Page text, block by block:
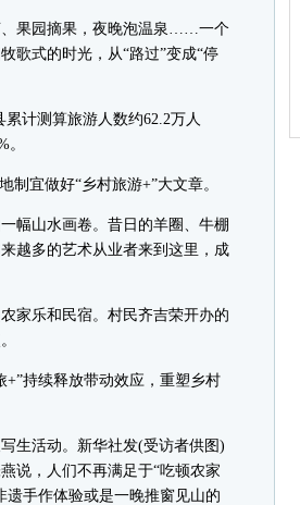
果园摘果，夜晚泡温泉……一个
歌式的时光，从“路过”变成“停
计测算旅游人数约62.2万人
宜做好“乡村旅游+”大文章。
山水画卷。昔日的羊圈、牛棚
越多的艺术从业者来到这里，成
乐和民宿。村民齐吉荣开办的
持续释放带动效应，重塑乡村
生活动。新华社发(受访者供图)
，人们不再满足于“吃顿农家
遗手作体验或是一晚推窗见山的